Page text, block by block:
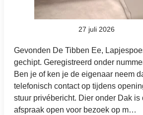
27 juli 2026
Gevonden De Tibben Ee,
gechipt. Geregistreerd onder
Ben je of ken je de eigenaar neem
telefonisch contact op tijdens
stuur privébericht. Dier onder Dak is
afspraak open voor bezoek op m…